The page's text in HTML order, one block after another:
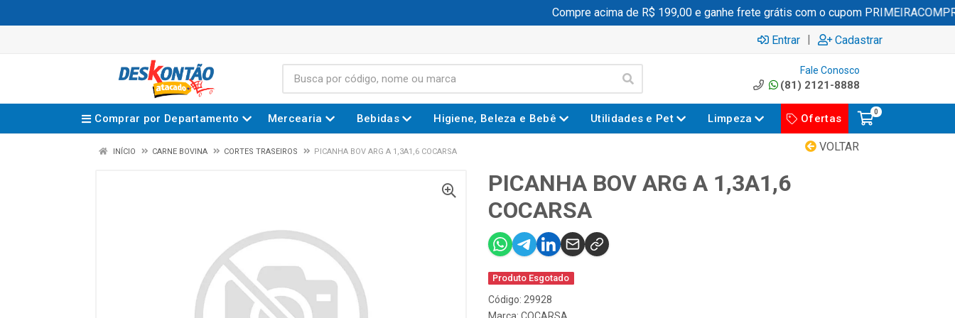
Compre acima de R$ 199,00 e ganhe frete grátis com o cupom PRIMEIRACOMPRA
Entrar | Cadastrar
Fale Conosco
(81) 2121-8888
Comprar por Departamento Mercearia Bebidas Higiene, Beleza e Bebê Utilidades e Pet Limpeza Ofertas
0
VOLTAR
INÍCIO CARNE BOVINA CORTES TRASEIROS PICANHA BOV ARG A 1,3A1,6 COCARSA
PICANHA BOV ARG A 1,3A1,6
COCARSA
Produto Esgotado
Código: 29928